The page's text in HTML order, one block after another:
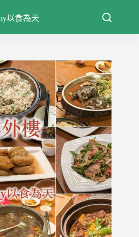
以食為天